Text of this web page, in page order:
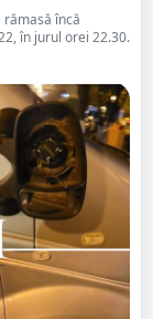
încă
în jurul orei 22.30.